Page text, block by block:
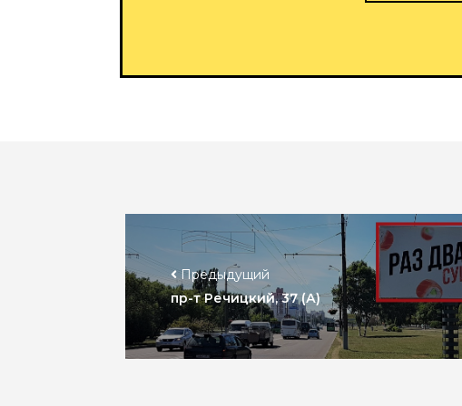
Предыдущий
пр-т Речицкий, 37 (А)